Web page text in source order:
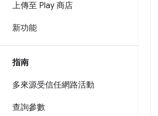
上傳至 Play 商店
新功能
指南
多來源受信任網路活動
查詢參數